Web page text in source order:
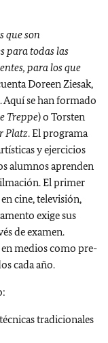
que son
para todas las
para los que
Doreen Ziesak,
Aquí se han formado
Treppe) o Torsten
Platz. El programa
y ejercicios
alumnos aprenden
El primer
cine, televisión,
exige sus
de examen.
medios como pre-
cada año.
tradicionales